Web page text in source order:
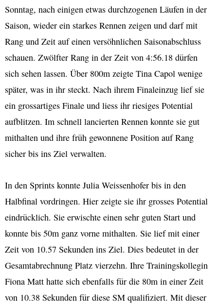
Sonntag, nach einigen etwas durchzogenen Läufen in der
Saison, wieder ein starkes Rennen zeigen und darf mit
Rang und Zeit auf einen versöhnlichen Saisonabschluss
schauen. Zwölfter Rang in der Zeit von 4:56.18 dürfen
sich sehen lassen. Über 800m zeigte Tina Capol wenige
später, was in ihr steckt. Nach ihrem Finaleinzug lief sie
ein grossartiges Finale und liess ihr riesiges Potential
aufblitzen. Im schnell lancierten Rennen konnte sie gut
mithalten und ihre früh gewonnene Position auf Rang
sicher bis ins Ziel verwalten.
In den Sprints konnte Julia Weissenhofer bis in den
Halbfinal vordringen. Hier zeigte sie ihr grosses Potential
eindrücklich. Sie erwischte einen sehr guten Start und
konnte bis 50m ganz vorne mithalten. Sie lief mit einer
Zeit von 10.57 Sekunden ins Ziel. Dies bedeutet in der
Gesamtabrechnung Platz vierzehn. Ihre Trainingskollegin
Fiona Matt hatte sich ebenfalls für die 80m in einer Zeit
von 10.38 Sekunden für diese SM qualifiziert. Mit dieser